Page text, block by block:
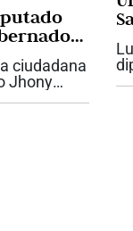
ciudadana
Jhony
Fiscalía